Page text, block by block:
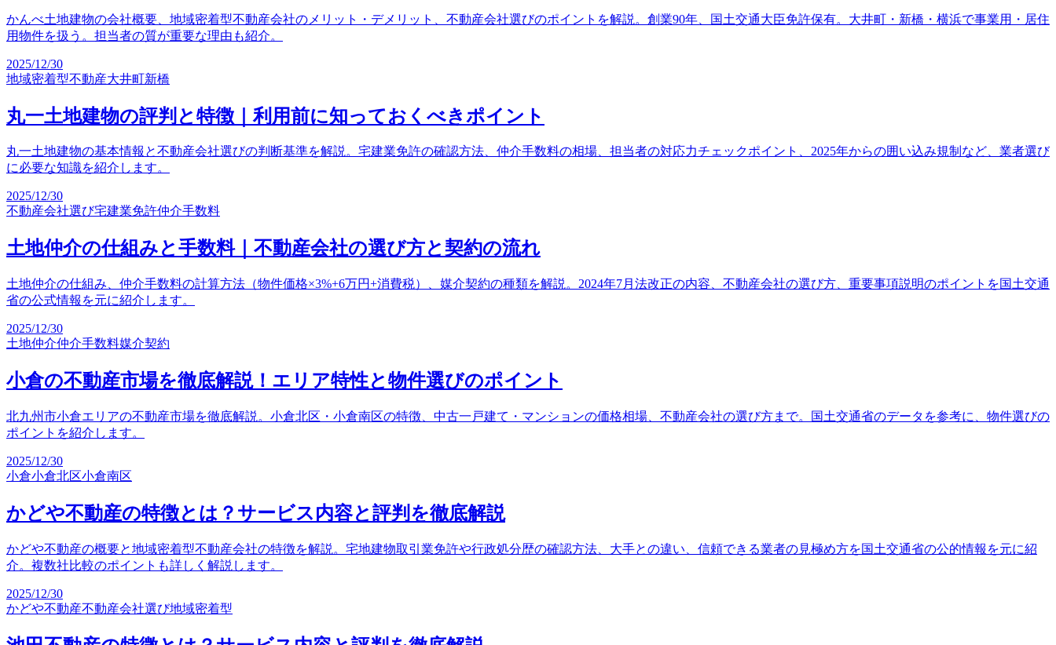
かんべ土地建物の会社概要、地域密着型不動産会社のメリット・デメリット、不動産会社選びのポイントを解説。創業90年、国土交通大臣免許保有。大井町・新橋・横浜で事業用・居住
用物件を扱う。担当者の質が重要な理由も紹介。
2025/12/30
地域密着型不動産大井町新橋
丸一土地建物の評判と特徴｜利用前に知っておくべきポイント
丸一土地建物の基本情報と不動産会社選びの判断基準を解説。宅建業免許の確認方法、仲介手数料の相場、担当者の対応力チェックポイント、2025年からの囲い込み規制など、業者選び
に必要な知識を紹介します。
2025/12/30
不動産会社選び宅建業免許仲介手数料
土地仲介の仕組みと手数料｜不動産会社の選び方と契約の流れ
土地仲介の仕組み、仲介手数料の計算方法（物件価格×3%+6万円+消費税）、媒介契約の種類を解説。2024年7月法改正の内容、不動産会社の選び方、重要事項説明のポイントを国土交通
省の公式情報を元に紹介します。
2025/12/30
土地仲介仲介手数料媒介契約
小倉の不動産市場を徹底解説！エリア特性と物件選びのポイント
北九州市小倉エリアの不動産市場を徹底解説。小倉北区・小倉南区の特徴、中古一戸建て・マンションの価格相場、不動産会社の選び方まで。国土交通省のデータを参考に、物件選びの
ポイントを紹介します。
2025/12/30
小倉小倉北区小倉南区
かどや不動産の特徴とは？サービス内容と評判を徹底解説
かどや不動産の概要と地域密着型不動産会社の特徴を解説。宅地建物取引業免許や行政処分歴の確認方法、大手との違い、信頼できる業者の見極め方を国土交通省の公的情報を元に紹
介。複数社比較のポイントも詳しく解説します。
2025/12/30
かどや不動産不動産会社選び地域密着型